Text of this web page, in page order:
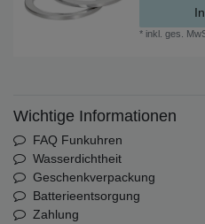
* inkl. ges.
Wichtige Informationen
FAQ Funkuhren
Wasserdichtheit
Geschenkverpackung
Batterieentsorgung
Zahlung